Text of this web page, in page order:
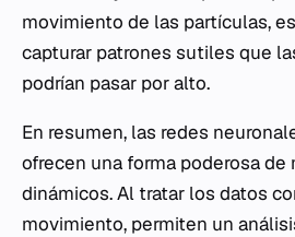
movimiento de las partículas,
capturar patrones sutiles que
podrían pasar por alto.
En resumen, las redes
ofrecen una forma poderosa
dinámicos. Al tratar los datos
movimiento, permiten un